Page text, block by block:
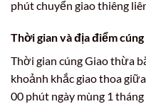
phút chuyển giao thiêng
Thời gian và địa điểm cúng
Thời gian cúng Giao thừa
khoảnh khắc giao thoa
00 phút ngày mùng 1